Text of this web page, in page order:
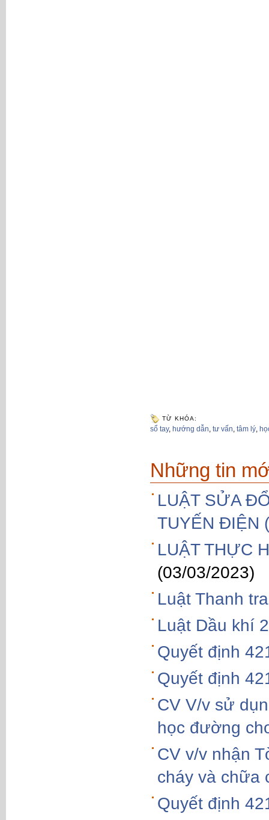
TỪ KHÓA:
sổ tay, hướng dẫn, tư vấn, tâm lý,
Những tin
LUẬT SỬA
TUYẾN ĐIỆN
LUẬT THỰC
(03/03/2023)
Luật Thanh
Luật Dầu khí
Quyết định
Quyết định
CV V/v sử
học đường
CV v/v nhận
cháy và chữa
Quyết định